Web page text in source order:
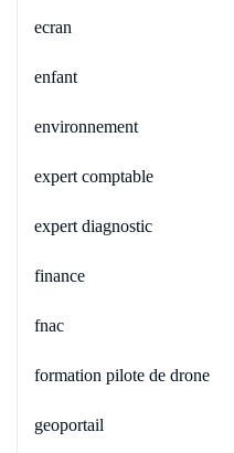
ecran
enfant
environnement
expert comptable
expert diagnostic
finance
fnac
formation pilote de drone
geoportail